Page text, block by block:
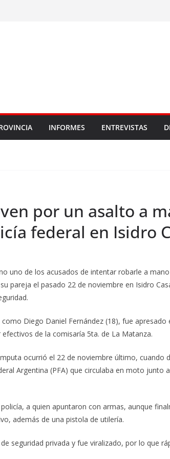
INFORMES ENTREVISTAS
por un asalto a
federal en Isidro
uno de los acusados de intentar robarle a
pareja el pasado 22 de noviembre en Isidro
Diego Daniel Fernández (18), fue apresado
de la comisaría 5ta. de La Matanza.
ocurrió el 22 de noviembre último, cuando
Argentina (PFA) que circulaba en moto junto
a quien apuntaron con armas, aunque
además de una pistola de utilería.
seguridad privada y fue viralizado, por lo que